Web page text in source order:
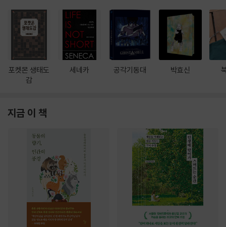
포켓몬 생태도
감
세네카 공각기동대 박효신
지금 이 책